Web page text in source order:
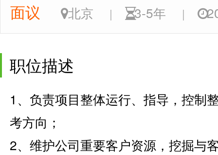
面议 北京 | 3-5年 |
职位描述
1、负责项目整体运行、指导，控制
考方向；
2、维护公司重要客户资源，挖掘与